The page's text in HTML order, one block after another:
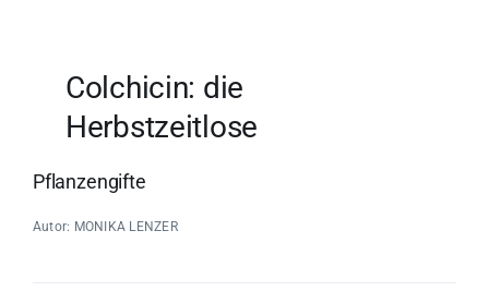
Colchicin: die
Herbstzeitlose
Pflanzengifte
Autor: MONIKA LENZER